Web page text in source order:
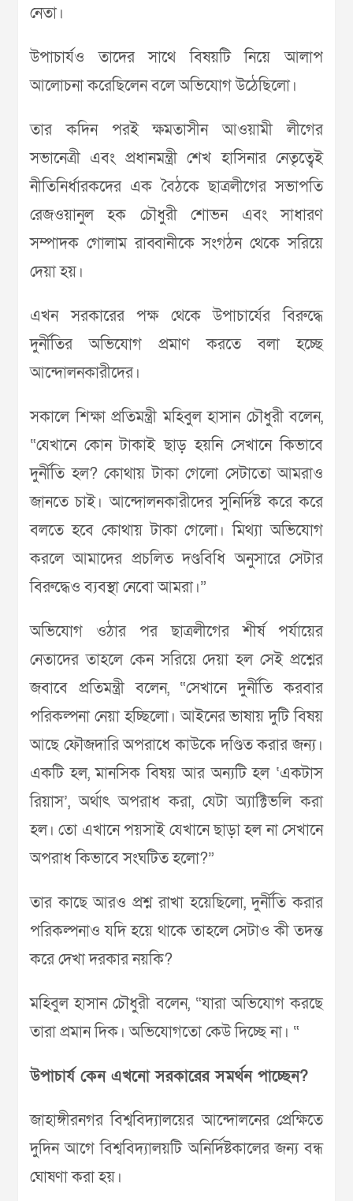
নেতা।
উপাচার্যও তাদের সাথে বিষয়টি নিয়ে আলাপ
আলোচনা করেছিলেন বলে অভিযোগ উঠেছিলো।
তার কদিন পরই ক্ষমতাসীন আওয়ামী লীগের
সভানেত্রী এবং প্রধানমন্ত্রী শেখ হাসিনার নেতৃত্বেই
নীতিনির্ধারকদের এক বৈঠকে ছাত্রলীগের সভাপতি
রেজওয়ানুল হক চৌধুরী শোভন এবং সাধারণ
সম্পাদক গোলাম রাব্বানীকে সংগঠন থেকে সরিয়ে
দেয়া হয়।
এখন সরকারের পক্ষ থেকে উপাচার্যের বিরুদ্ধে
দুর্নীতির অভিযোগ প্রমাণ করতে বলা হচ্ছে
আন্দোলনকারীদের।
সকালে শিক্ষা প্রতিমন্ত্রী মহিবুল হাসান চৌধুরী বলেন,
“যেখানে কোন টাকাই ছাড় হয়নি সেখানে কিভাবে
দুর্নীতি হল? কোথায় টাকা গেলো সেটাতো আমরাও
জানতে চাই। আন্দোলনকারীদের সুনির্দিষ্ট করে করে
বলতে হবে কোথায় টাকা গেলো। মিথ্যা অভিযোগ
করলে আমাদের প্রচলিত দণ্ডবিধি অনুসারে সেটার
বিরুদ্ধেও ব্যবস্থা নেবো আমরা।”
অভিযোগ ওঠার পর ছাত্রলীগের শীর্ষ পর্যায়ের
নেতাদের তাহলে কেন সরিয়ে দেয়া হল সেই প্রশ্নের
জবাবে প্রতিমন্ত্রী বলেন, “সেখানে দুর্নীতি করবার
পরিকল্পনা নেয়া হচ্ছিলো। আইনের ভাষায় দুটি বিষয়
আছে ফৌজদারি অপরাধে কাউকে দণ্ডিত করার জন্য।
একটি হল, মানসিক বিষয় আর অন্যটি হল ‘একটাস
রিয়াস’, অর্থাৎ অপরাধ করা, যেটা অ্যাক্টিভলি করা
হল। তো এখানে পয়সাই যেখানে ছাড়া হল না সেখানে
অপরাধ কিভাবে সংঘটিত হলো?”
তার কাছে আরও প্রশ্ন রাখা হয়েছিলো, দুর্নীতি করার
পরিকল্পনাও যদি হয়ে থাকে তাহলে সেটাও কী তদন্ত
করে দেখা দরকার নয়কি?
মহিবুল হাসান চৌধুরী বলেন, “যারা অভিযোগ করছে
তারা প্রমান দিক। অভিযোগতো কেউ দিচ্ছে না। “
উপাচার্য কেন এখনো সরকারের সমর্থন পাচ্ছেন?
জাহাঙ্গীরনগর বিশ্ববিদ্যালয়ের আন্দোলনের প্রেক্ষিতে
দুদিন আগে বিশ্ববিদ্যালয়টি অনির্দিষ্টকালের জন্য বন্ধ
ঘোষণা করা হয়।